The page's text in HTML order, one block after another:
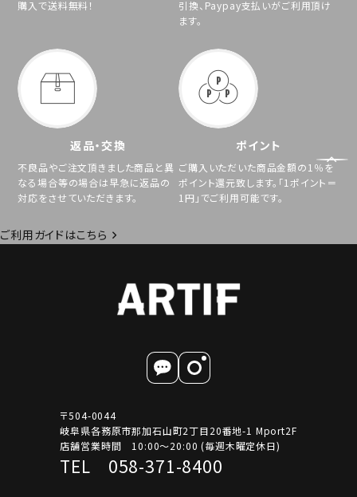
購入で送料無料！
引換、Paypay支払いがご利用頂け
ます。
返品・交換
不良品やご注文頂きました商品と異
なる場合等の場合は早急に返品の
対応をさせていただきます。
ポイント
ご購入いただいた商品金額の1％を
ポイント還元致します。「1ポイント＝
1円」でご利用可能です。
ご利用ガイドはこちら
〒504-0044
岐阜県各務原市那加石山町2丁目20番地-1 Mport2F
店舗営業時間 10:00～20:00 (毎週木曜定休日)
TEL 058-371-8400